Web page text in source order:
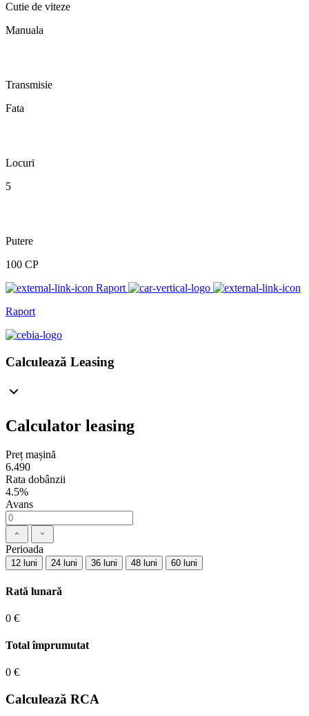
Cutie de viteze
Manuala
Transmisie
Fata
Locuri
5
Putere
100 CP
Raport
Raport
Calculează Leasing
Calculator leasing
Preț mașină
6.490
Rata dobânzii
4.5%
Avans
Perioada
12 luni 24 luni 36 luni 48 luni 60 luni
Rată lunară
0 €
Total împrumutat
0 €
Calculează RCA